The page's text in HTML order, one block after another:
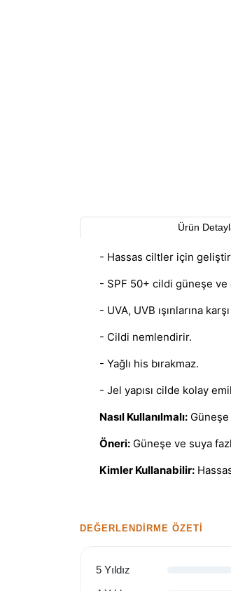
Ürün
- Hassas ciltler için
- SPF 50+ cildi güneşe
- UVA, UVB ışınlarına
- Cildi nemlendirir.
- Yağlı his bırakmaz.
- Jel yapısı cilde kolay
Nasıl Kullanılmalı: Güneşe
Öneri: Güneşe ve suya
Kimler Kullanabilir:
DEĞERLENDIRME ÖZETI
5 Yıldız